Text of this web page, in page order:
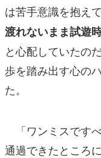
は苦手意識を抱え
渡れないまま試遊
と心配していたの
歩を踏み出す心の
た。
「ワンミスです
通過できたところ